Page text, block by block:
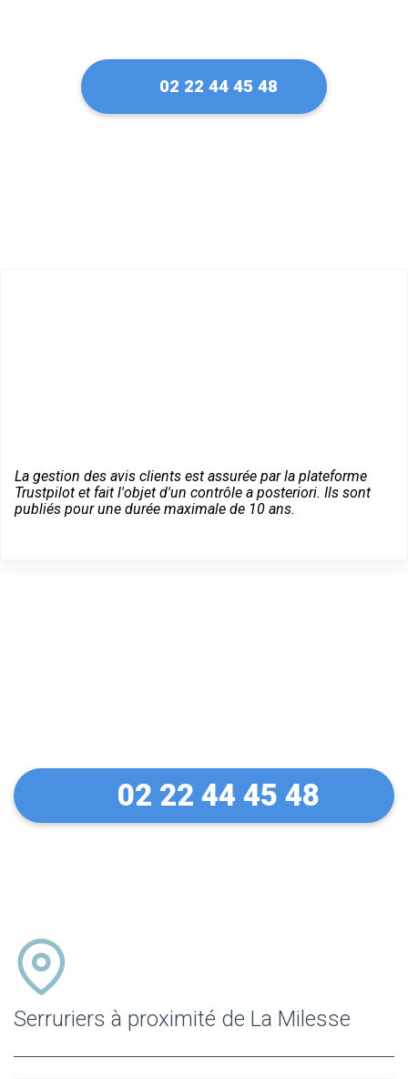
02 22 44 45 48
La gestion des avis clients est assurée par la plateforme
Trustpilot et fait l'objet d'un contrôle a posteriori. Ils sont
publiés pour une durée maximale de 10 ans.
02 22 44 45 48
Serruriers à proximité de La Milesse